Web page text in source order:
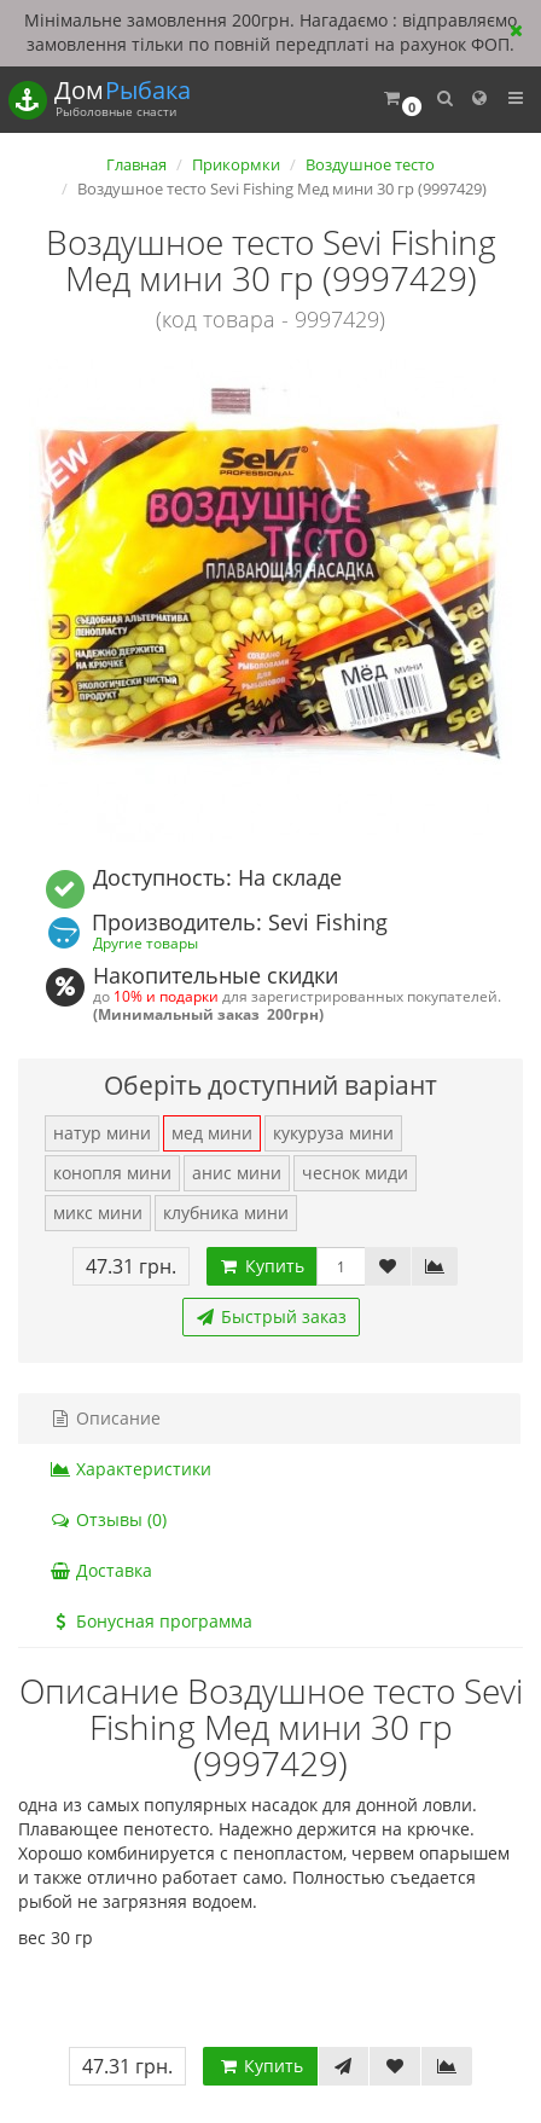
Мінімальне замовлення 200грн. Нагадаємо : відправляємо
замовлення тільки по повній передплаті на рахунок ФОП.
0
ДомРыбака
Рыболовные снасти
Главная Прикормки
Воздушное тесто
Воздушное тесто Sevi Fishing Мед мини 30 гр (9997429)
Воздушное тесто Sevi Fishing
Мед мини 30 гр (9997429)
(код товара - 9997429)
Доступность: На складе
Производитель: Sevi Fishing
Другие товары
Накопительные скидки
до 10% и подарки для зарегистрированных покупателей.
(Минимальный заказ 200грн)
Оберіть доступний варіант
натур мини мед мини
кукуруза мини
конопля мини
анис мини
чеснок миди
микс мини
клубника мини
47.31 грн. Купить
Быстрый заказ
Описание
Характеристики
Отзывы (0)
Доставка
Бонусная программа
Описание Воздушное тесто Sevi
Fishing Мед мини 30 гр
(9997429)
одна из самых популярных насадок для донной ловли.
Плавающее пенотесто. Надежно держится на крючке.
Хорошо комбинируется с пенопластом, червем опарышем
и также отлично работает само. Полностью съедается
рыбой не загрязняя водоем.
вес 30 гр
47.31 грн. Купить